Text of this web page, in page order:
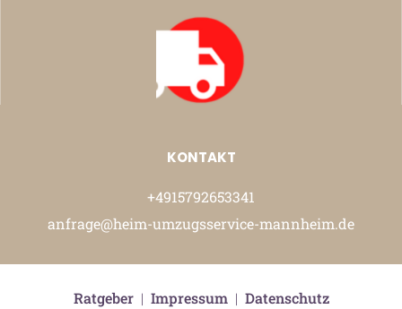
KONTAKT
+4915792653341
anfrage@heim-umzugsservice-mannheim.de
Ratgeber| Impressum| Datenschutz